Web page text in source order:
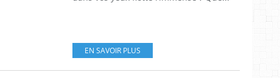
EN SAVOIR PLUS